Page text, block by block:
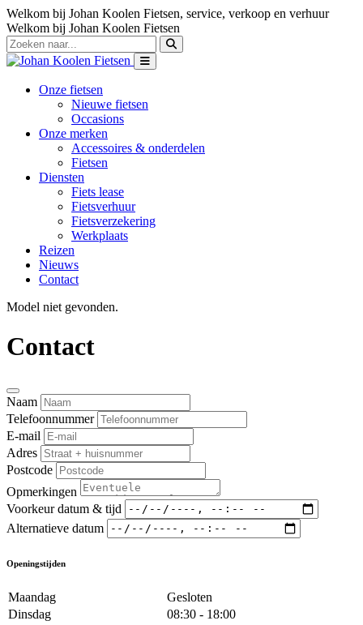
Welkom bij Johan Koolen Fietsen, service, verkoop en verhuur
Welkom bij Johan Koolen Fietsen
Onze fietsen
Nieuwe fietsen
Occasions
Onze merken
Accessoires & onderdelen
Fietsen
Diensten
Fiets lease
Fietsverhuur
Fietsverzekering
Werkplaats
Reizen
Nieuws
Contact
Model niet gevonden.
Contact
Naam
Telefoonnummer
E-mail
Adres
Postcode
Opmerkingen
Voorkeur datum & tijd
Alternatieve datum
Openingstijden
Maandag
Gesloten
Dinsdag
08:30 - 18:00